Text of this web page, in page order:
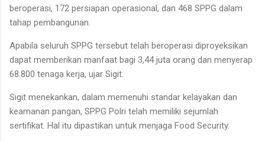
beroperasi, 172 persiapan operasional, dan 468 SPPG dalam
tahap pembangunan.
Apabila seluruh SPPG tersebut telah beroperasi diproyeksikan
dapat memberikan manfaat bagi 3,44 juta orang dan menyerap
68.800 tenaga kerja, ujar Sigit.
Sigit menekankan, dalam memenuhi standar kelayakan dan
keamanan pangan, SPPG Polri telah memiliki sejumlah
sertifikat. Hal itu dipastikan untuk menjaga Food Security.